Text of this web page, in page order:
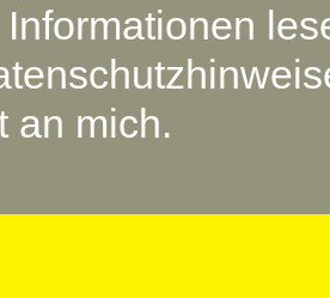
an mich.